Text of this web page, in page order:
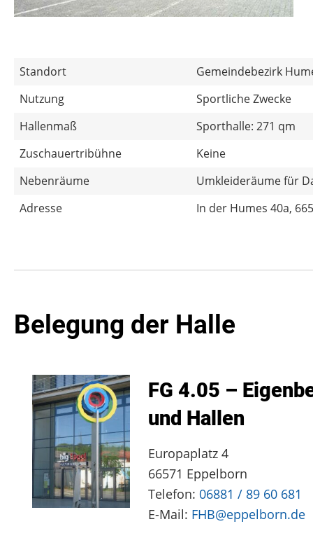
Standort
Gemeindebezirk
Nutzung
Sportliche Zwecke
Hallenmaß
Sporthalle: 271 qm
Zuschauertribühne
Keine
Nebenräume
Umkleideräume für
Adresse
In der Humes 40a,
Belegung der Halle
FG 4.05 –
und Hallen
Europaplatz 4
66571 Eppelborn
Telefon: 06881 / 89 60 681
E-Mail: FHB@eppelborn.de